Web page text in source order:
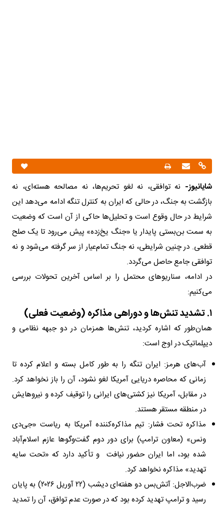
شایانیوز- نه توافقی، نه لغو تحریم‌ها، نه مصالحه هسته‌ای، نه
بازگشت به جنگ، در حالی که ایران به کنترل تنگه ادامه می‌دهد این
شرایط در حال وقوع است و تحلیل‌ها حاکی از آن است که وضعیت
به سمت بن‌بستی پایدار یا «جنگ یخ‌زده» پیش می‌رود تا یک صلح
قطعی. در چنین شرایطی، نه جنگ تمام‌عیار از سر گرفته می‌شود و نه
توافقی جامع حاصل می‌گردد.
در ادامه، سناریوهای محتمل را بر اساس آخرین تحولات بررسی
می‌کنیم:
۱. تشدید تنش‌ها و دوراهی مذاکره (وضعیت فعلی)
همان‌طور که اشاره کردید، تنش‌ها همزمان در دو جبهه نظامی و
دیپلماتیک در اوج است:
آب‌های هرمز: ایران تنگه را به طور کامل بسته و اعلام کرده تا
زمانی که محاصره دریایی آمریکا لغو نشود، آن را باز نخواهد کرد.
در مقابل، آمریکا نیز کشتی‌های ایرانی را توقیف کرده و نیروهایش
در منطقه مستقر هستند.
مذاکره تحت فشار: تیم مذاکره‌کننده آمریکا به ریاست «جی‌دی
ونس» (معاون ترامپ) برای دور دوم گفت‌وگوها عازم اسلام‌آباد
شده بود، اما ایران حضور نیافت و تأکید دارد که «تحت سایه
تهدید» مذاکره نخواهد کرد.
ضرب‌الاجل: آتش‌بس دو هفته‌ای دیشب (۲۲ آوریل ۲۰۲۶) به پایان
رسید و ترامپ تهدید کرده بود که در صورت عدم توافق، آن را تمدید